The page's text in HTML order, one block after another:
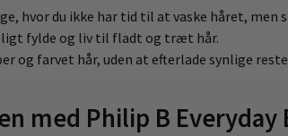
hvor du ikke har tid til at vaske håret, men
fylde og liv til fladt og træt hår.
og farvet hår, uden at efterlade synlige
med Philip B